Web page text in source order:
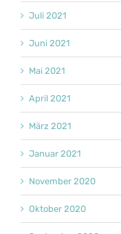
Juli 2021
Juni 2021
Mai 2021
April 2021
März 2021
Januar 2021
November 2020
Oktober 2020